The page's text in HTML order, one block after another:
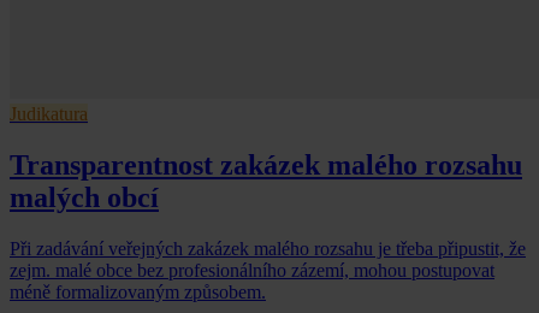
Judikatura
Transparentnost zakázek malého rozsahu
malých obcí
Při zadávání veřejných zakázek malého rozsahu je třeba připustit, že
zejm. malé obce bez profesionálního zázemí, mohou postupovat
méně formalizovaným způsobem.